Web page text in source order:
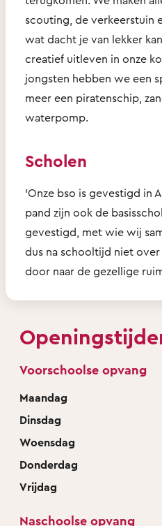
scouting, de verkeerstuin
wat dacht je van lekker
creatief uitleven in onze
jongsten hebben we een
meer een piratenschip,
waterpomp.
Scholen
'Onze bso is gevestigd in
pand zijn ook de
gevestigd, met wie wij
dus na schooltijd niet over
door naar de gezellige
Voorschoolse opvang
Maandag
Dinsdag
Woensdag
Donderdag
Vrijdag
Naschoolse opvang